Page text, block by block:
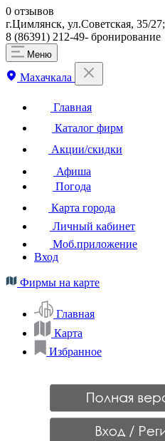
0 отзывов
г.Цимлянск, ул.Советская, 35/27;
8 (86391) 212-49- бронирование
Меню
Махачкала
Главная
Каталог фирм
Акции/скидки
Афиша
Погода
Карта города
Личный кабинет
Моб.приложение
Вход
Фирмы на карте
Главная
Карта
Избранное